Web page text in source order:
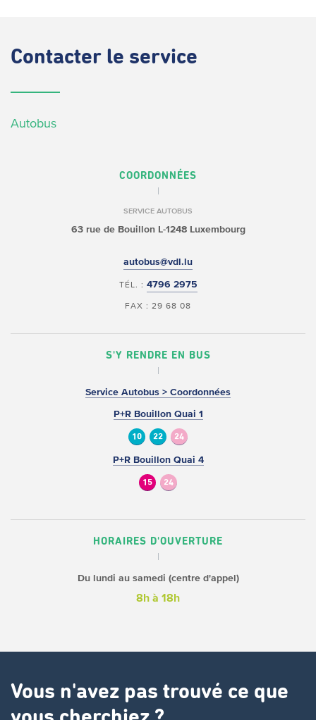
Contacter le service
Autobus
COORDONNÉES
SERVICE AUTOBUS
63 rue de BouillonL-1248 Luxembourg
autobus@vdl.lu
TÉL. : 4796 2975
FAX : 29 68 08
S'Y RENDRE EN BUS
Service Autobus > Coordonnées
P+R Bouillon Quai 1
10 22 24
P+R Bouillon Quai 4
15 24
HORAIRES D'OUVERTURE
Du lundi au samedi (centre d'appel)
8h à 18h
Vous n'avez pas trouvé ce que